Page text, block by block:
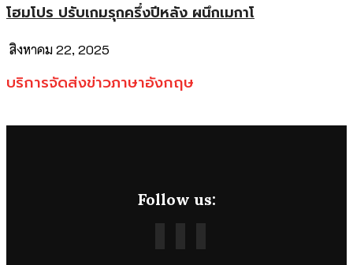
โฮมโปร ปรับเกมรุกครึ่งปีหลัง ผนึกเมกาโ
สิงหาคม 22, 2025
บริการจัดส่งข่าวภาษาอังกฤษ
Follow us: